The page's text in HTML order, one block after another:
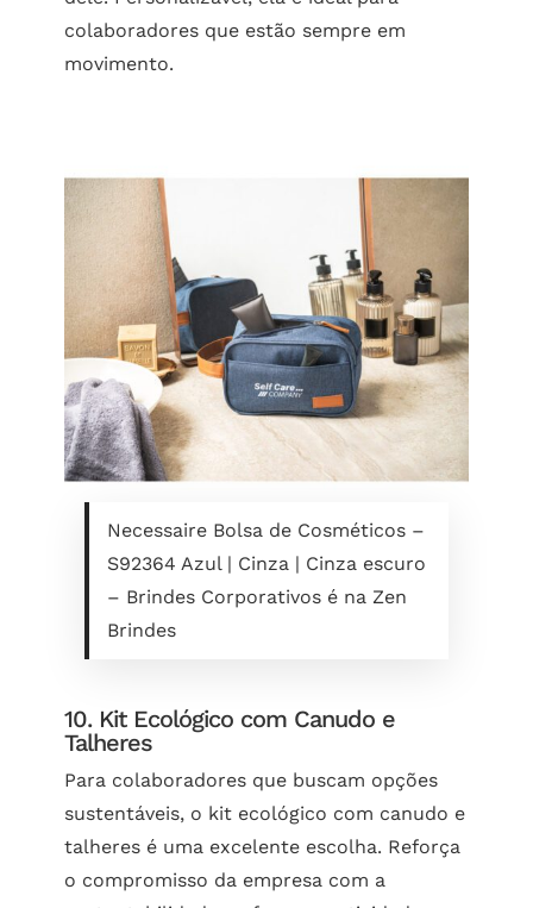
colaboradores que estão sempre em
movimento.
Necessaire Bolsa de Cosméticos –
S92364 Azul | Cinza | Cinza escuro
– Brindes Corporativos é na Zen
Brindes
10. Kit Ecológico com Canudo e
Talheres
Para colaboradores que buscam opções
sustentáveis, o kit ecológico com canudo e
talheres é uma excelente escolha. Reforça
o compromisso da empresa com a